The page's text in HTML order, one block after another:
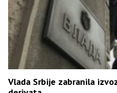
Vlada Srbije zabranila